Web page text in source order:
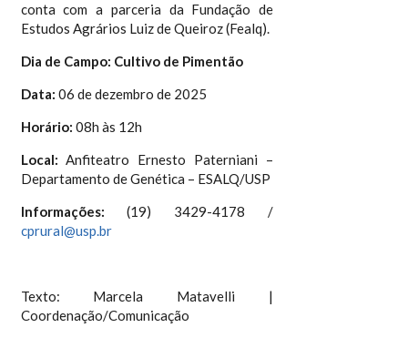
conta com a parceria da Fundação de
Estudos Agrários Luiz de Queiroz (Fealq).
Dia de Campo: Cultivo de Pimentão
Data: 06 de dezembro de 2025
Horário: 08h às 12h
Local:Anfiteatro Ernesto Paterniani –
Departamento de Genética – ESALQ/USP
Informações:(19) 3429-4178 /
cprural@usp.br
Texto: Marcela Matavelli |
Coordenação/Comunicação